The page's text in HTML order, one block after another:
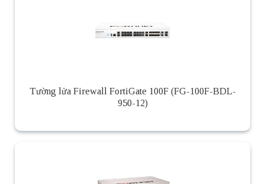
Tường lửa Firewall FortiGate 100F (FG-100F-BDL-
950-12)